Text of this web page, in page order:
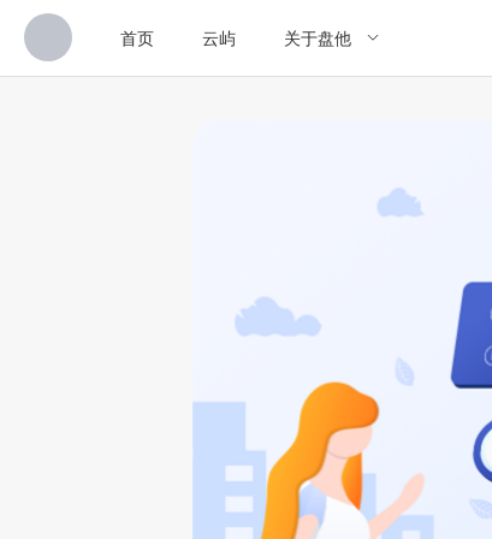
首页 云屿 关于盘他